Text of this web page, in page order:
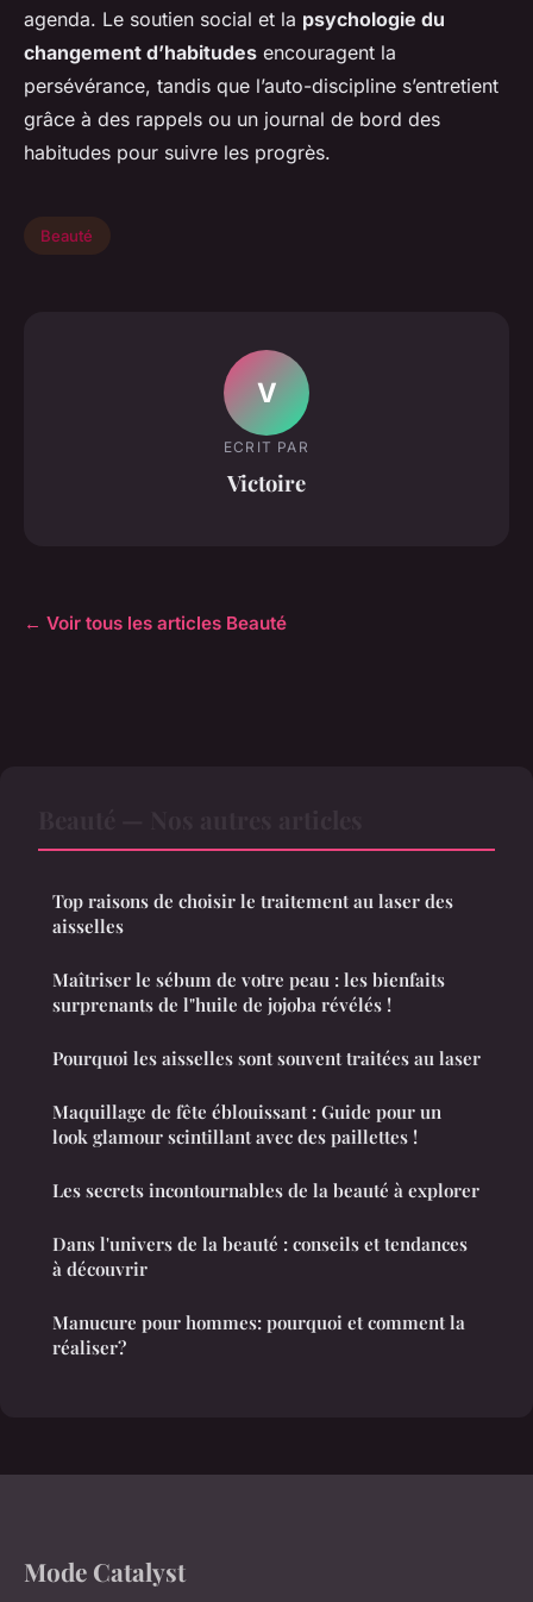
agenda. Le soutien social et la psychologie du
changement d’habitudes encouragent la
persévérance, tandis que l’auto-discipline s’entretient
grâce à des rappels ou un journal de bord des
habitudes pour suivre les progrès.
Beauté
V
ECRIT PAR
Victoire
← Voir tous les articles Beauté
Top raisons de choisir le traitement au laser des
aisselles
Maîtriser le sébum de votre peau : les bienfaits
surprenants de l"huile de jojoba révélés !
Pourquoi les aisselles sont souvent traitées au laser
Maquillage de fête éblouissant : Guide pour un
look glamour scintillant avec des paillettes !
Les secrets incontournables de la beauté à explorer
Dans l'univers de la beauté : conseils et tendances
à découvrir
Manucure pour hommes: pourquoi et comment la
réaliser?
Mode Catalyst